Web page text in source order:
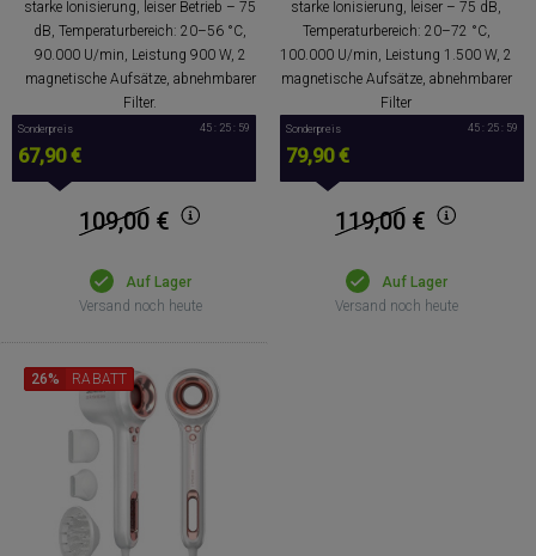
starke Ionisierung, leiser Betrieb – 75
dB, Temperaturbereich: 20–56 °C,
90.000 U/min, Leistung 900 W, 2
magnetische Aufsätze, abnehmbarer
Filter.
Sonderpreis
67,90 €
45 : 25 : 59
109,00 €
Auf Lager
Versand noch heute
starke Ionisierung, leiser – 75 dB,
Temperaturbereich: 20–72 °C,
100.000 U/min, Leistung 1.500 W, 2
magnetische Aufsätze, abnehmbarer
Filter
Sonderpreis
79,90 €
45 : 25 : 59
119,00 €
Auf Lager
Versand noch heute
26% RABATT